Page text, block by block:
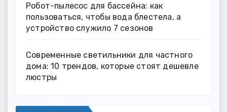
Робот-пылесос для бассейна: как
пользоваться, чтобы вода блестела, а
устройство служило 7 сезонов
Современные светильники для частного
дома: 10 трендов, которые стоят дешевле
люстры